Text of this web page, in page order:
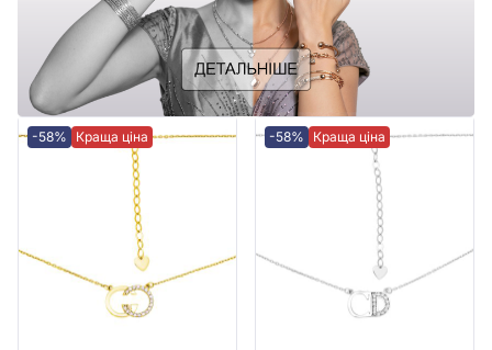
-58% Краща ціна -58% Краща ціна